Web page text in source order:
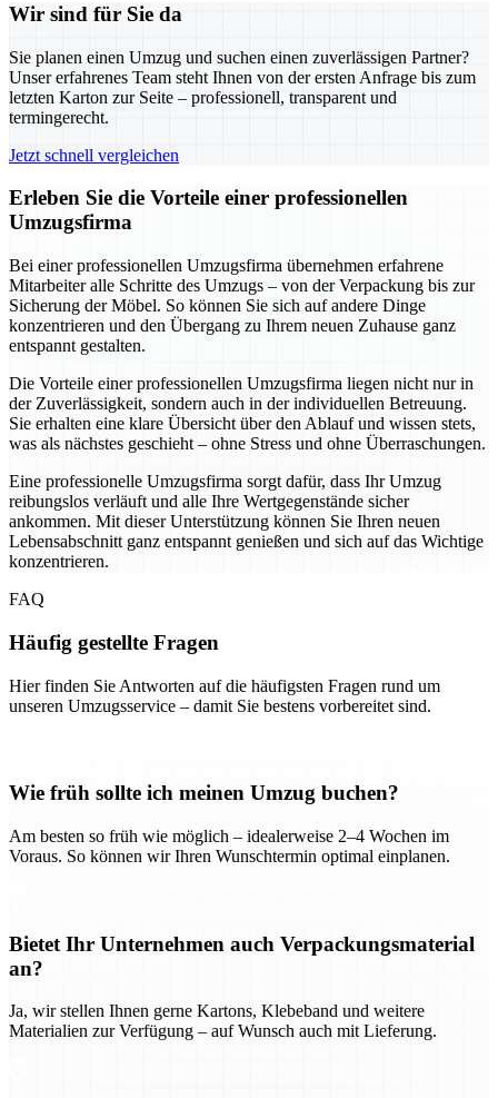
Wir sind für Sie da
Sie planen einen Umzug und suchen einen zuverlässigen Partner?
Unser erfahrenes Team steht Ihnen von der ersten Anfrage bis zum
letzten Karton zur Seite – professionell, transparent und
termingerecht.
Jetzt schnell vergleichen
Erleben Sie die Vorteile einer professionellen
Umzugsfirma
Bei einer professionellen Umzugsfirma übernehmen erfahrene
Mitarbeiter alle Schritte des Umzugs – von der Verpackung bis zur
Sicherung der Möbel. So können Sie sich auf andere Dinge
konzentrieren und den Übergang zu Ihrem neuen Zuhause ganz
entspannt gestalten.
Die Vorteile einer professionellen Umzugsfirma liegen nicht nur in
der Zuverlässigkeit, sondern auch in der individuellen Betreuung.
Sie erhalten eine klare Übersicht über den Ablauf und wissen stets,
was als nächstes geschieht – ohne Stress und ohne Überraschungen.
Eine professionelle Umzugsfirma sorgt dafür, dass Ihr Umzug
reibungslos verläuft und alle Ihre Wertgegenstände sicher
ankommen. Mit dieser Unterstützung können Sie Ihren neuen
Lebensabschnitt ganz entspannt genießen und sich auf das Wichtige
konzentrieren.
FAQ
Häufig gestellte Fragen
Hier finden Sie Antworten auf die häufigsten Fragen rund um
unseren Umzugsservice – damit Sie bestens vorbereitet sind.
Wie früh sollte ich meinen Umzug buchen?
Am besten so früh wie möglich – idealerweise 2–4 Wochen im
Voraus. So können wir Ihren Wunschtermin optimal einplanen.
Bietet Ihr Unternehmen auch Verpackungsmaterial
an?
Ja, wir stellen Ihnen gerne Kartons, Klebeband und weitere
Materialien zur Verfügung – auf Wunsch auch mit Lieferung.